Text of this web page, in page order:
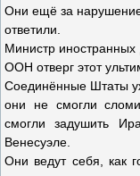
Они ещё за нарушение
ответили.
Министр
ООН отверг этот
Соединённые Штаты
они не смогли
смогли задушить
Венесуэле.
Они ведут себя, как